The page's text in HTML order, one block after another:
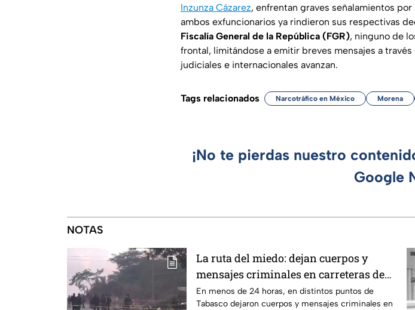
Inzunza Cázarez, enfrentan graves señalamientos
ambos exfuncionarios ya rindieron sus respectivas
Fiscalía General de la República (FGR), ninguno de
frontal, limitándose a emitir breves mensajes a
judiciales e internacionales avanzan.
Tags relacionados Narcotráfico en México Morena
¡No te pierdas nuestro
Google
NOTAS
La ruta del miedo: dejan cuerpos y
mensajes criminales en carreteras de
Tabasco en un solo día
En menos de 24 horas, en distintos puntos de
Tabasco dejaron cuerpos y mensajes criminales en